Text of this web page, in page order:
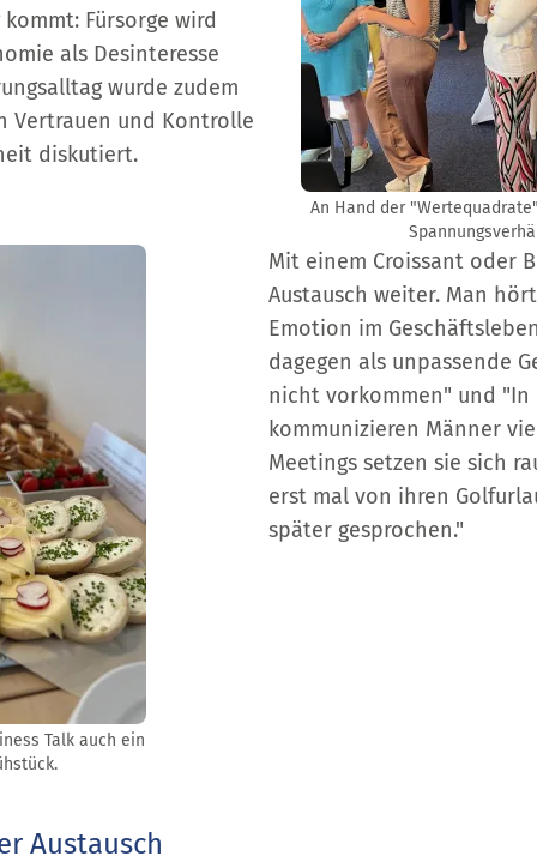
Fürsorge wird
als Desinteresse
wurde zudem
Vertrauen und Kontrolle
diskutiert.
An Hand der
Talk auch ein
Mit einem Croissant oder
Austausch weiter. Man
Emotion im
dagegen als unpassende
nicht vorkommen" und
kommunizieren Männer
Meetings setzen sie sich
erst mal von ihren
später gesprochen."
Austausch